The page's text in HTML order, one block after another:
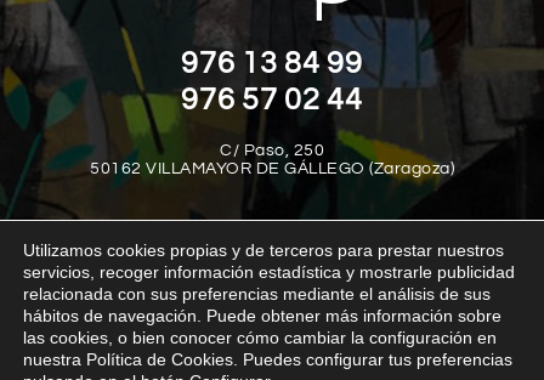
976 13 84 99
976 57 02 44
C/ Paso, 250
50162 VILLAMAYOR DE GÁLLEGO (Zaragoza)
Aviso legal Política de privacidad
Política de cookies
Política interna del canal de denuncias
Transparencia
Utilizamos cookies propias y de terceros para prestar nuestros
servicios, recoger información estadística y mostrarle publicidad
relacionada con sus preferencias mediante el análisis de sus
hábitos de navegación. Puede obtener más información sobre
las cookies, o bien conocer cómo cambiar la configuración en
nuestra Política de Cookies. Puedes configurar tus preferencias